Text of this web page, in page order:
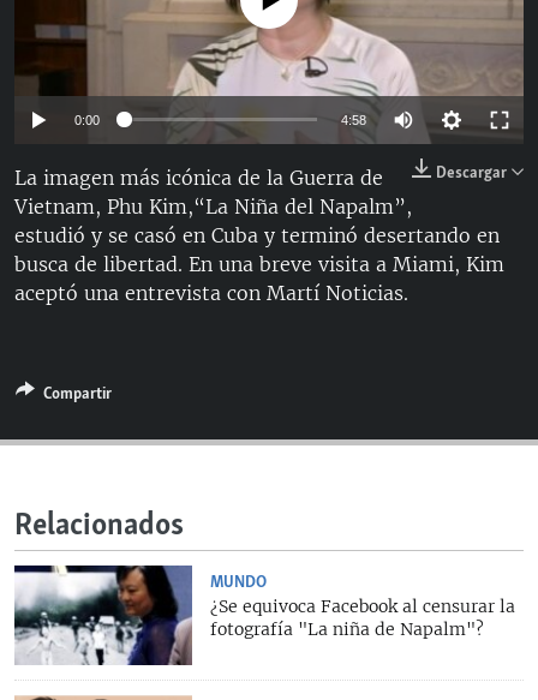
RADIO MARTÍ
LA REALIDAD DE LA VIVIENDA EN CUBA
SER VIEJO EN CUBA
KENTU-CUBANO
LOS SANTOS DE HIALEAH
MULTIMEDIA
EDITORIALES
SÍGUENOS
0:00 4:58
Descargar
La imagen más icónica de la Guerra de
Vietnam, Phu Kim,“La Niña del Napalm”,
estudió y se casó en Cuba y terminó desertando en
busca de libertad. En una breve visita a Miami, Kim
aceptó una entrevista con Martí Noticias.
Compartir
Relacionados
MUNDO
¿Se equivoca Facebook al censurar la
fotografía "La niña de Napalm"?